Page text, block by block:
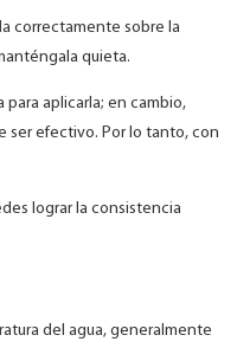
correctamente sobre la
quieta.
aplicarla; en cambio,
ser efectivo. Por lo tanto, con
lograr la consistencia
del agua, generalmente